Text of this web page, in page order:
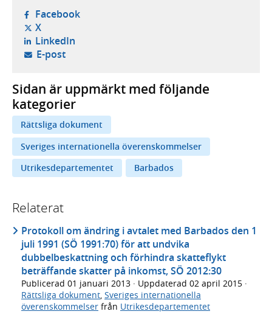
Facebook- öppnas i ny flik, extern webbplats,
X- öppnas i ny flik, extern webbplats,
LinkedIn- öppnas i ny flik, extern webbplats,
E-post- öppnar din e-postklient,
Sidan är uppmärkt med följande
kategorier
Rättsliga dokument
Sveriges internationella överenskommelser
Utrikesdepartementet
Barbados
Relaterat
Protokoll om ändring i avtalet med Barbados den 1
juli 1991 (SÖ 1991:70) för att undvika
dubbelbeskattning och förhindra skatteflykt
beträffande skatter på inkomst, SÖ 2012:30
Publicerad 01 januari 2013 · Uppdaterad 02 april 2015 ·
Rättsliga dokument Sveriges internationella
överenskommelser från Utrikesdepartementet